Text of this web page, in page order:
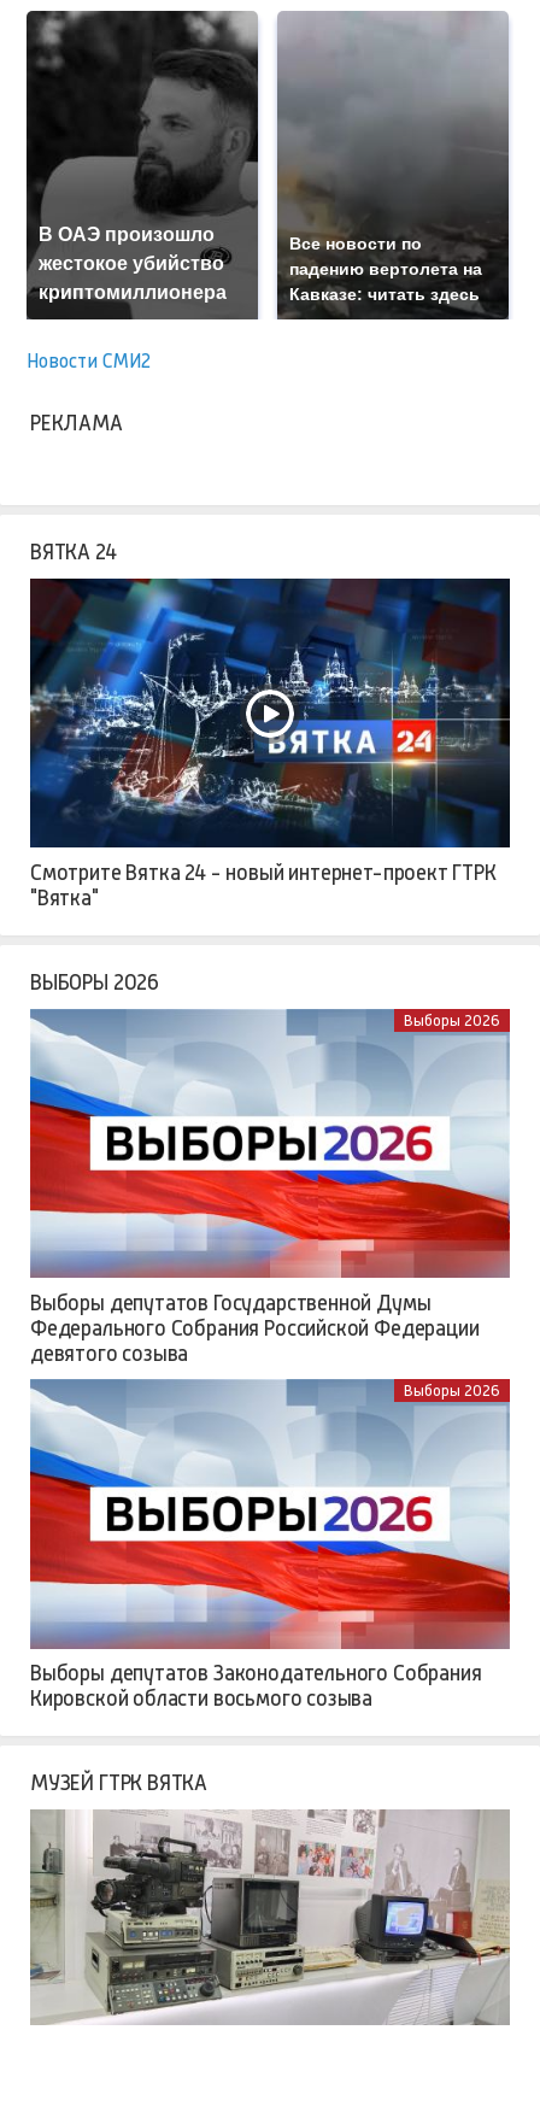
В ОАЭ произошло
жестокое убийство
криптомиллионера
Все новости по
падению вертолета на
Кавказе: читать здесь
Новости СМИ2
РЕКЛАМА
ВЯТКА 24
Смотрите Вятка 24 - новый интернет-проект ГТРК
"Вятка"
ВЫБОРЫ 2026
Выборы 2026
Выборы депутатов Государственной Думы
Федерального Собрания Российской Федерации
девятого созыва
Выборы 2026
Выборы депутатов Законодательного Собрания
Кировской области восьмого созыва
МУЗЕЙ ГТРК ВЯТКА